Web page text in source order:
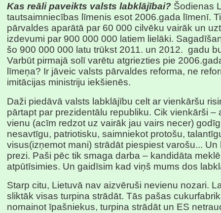
Kas reāli paveikts valsts labklājībai? Šodienas
tautsaimniecības līmenis esot 2006.gada līmenī.
pārvaldes aparātā par 60 000 cilvēku vairāk un
izdevumi par 900 000 000 latiem lielāki.
šo 900 000 000 latu trūkst 2011. un 2012. gadu
Varbūt pirmajā solī varētu atgriezties pie
līmeņa? Ir jāveic valsts pārvaldes reforma, ne
imitācijas ministriju iekšienēs.
Daži piedāvā valsts labklājību celt ar vienkāršu
pārtapt par prezidentālu republiku. Cik vienkārši –
vienu (acīm redzot uz vairāk jau vairs necer)
nesavtīgu, patriotisku, saimniekot protošu,
visus(izņemot mani) strādāt piespiest varošu... Un
prezi. Paši pēc tik smaga darba – kandidāta
atpūtīsimies. Un gaidīsim kad viņš mums dos
Starp citu, Lietuvā nav aizvēruši nevienu nozari.
sliktāk visas turpina strādāt. Tās pašas
nomainot īpašniekus, turpina strādāt un ES